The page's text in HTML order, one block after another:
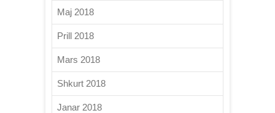
Maj 2018
Prill 2018
Mars 2018
Shkurt 2018
Janar 2018